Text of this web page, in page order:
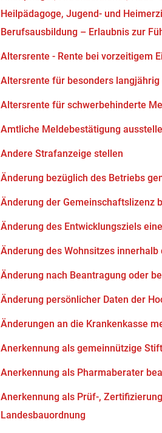
Heilpädagoge, Jugend- und
Berufsausbildung – Erlaubnis zur
Altersrente - Rente bei vorzeitigem
Altersrente für besonders
Altersrente für schwerbehinderte
Amtliche Meldebestätigung
Andere Strafanzeige stellen
Änderung bezüglich des Betriebs
Änderung der Gemeinschaftslizenz
Änderung des Entwicklungsziels
Änderung des Wohnsitzes
Änderung nach Beantragung oder
Änderung persönlicher Daten der
Änderungen an die Krankenkasse
Anerkennung als gemeinnützige
Anerkennung als Pharmaberater
Anerkennung als Prüf-,
Landesbauordnung